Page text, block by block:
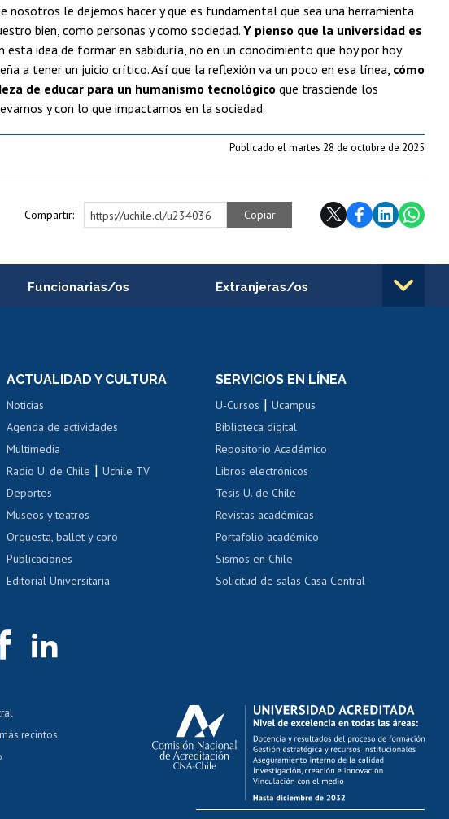
nosotros le dejemos hacer y que es fundamental que sea una herramienta
bien, como personas y como sociedad. Y pienso que la universidad es
idea de formar en sabiduría, no en un conocimiento que hoy por hoy
a tener un juicio crítico. Así que la reflexión va un poco en esa línea, cómo
de educar para un humanismo tecnológico que trasciende los
y con lo que impactamos en la sociedad.
Publicado el martes 28 de octubre de 2025
Compartir: https://uchile.cl/u234036 Copiar
Funcionarias/os
Portal de movilidad interna
Certificado de renta
Certificado de renta
Gestión de correo uchile
Extranjeras/os
Movilidad Estudiantil
Cursos de español
Acoso laboral, sexual y violencia
ACTUALIDAD Y CULTURA
Noticias
Agenda de actividades
Multimedia
Radio U. de Chile |Uchile TV
Deportes
Museos y teatros
Orquesta, ballet y coro
Publicaciones
Editorial Universitaria
SERVICIOS EN LÍNEA
U-Cursos |Ucampus
Biblioteca digital
Repositorio Académico
Libros electrónicos
Tesis U. de Chile
Revistas académicas
Portafolio académico
Sismos en Chile
Solicitud de salas Casa Central
más recintos